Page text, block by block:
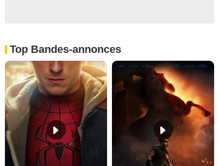
Top Bandes-annonces